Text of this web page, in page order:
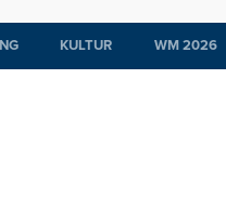
KULTUR WM 2026